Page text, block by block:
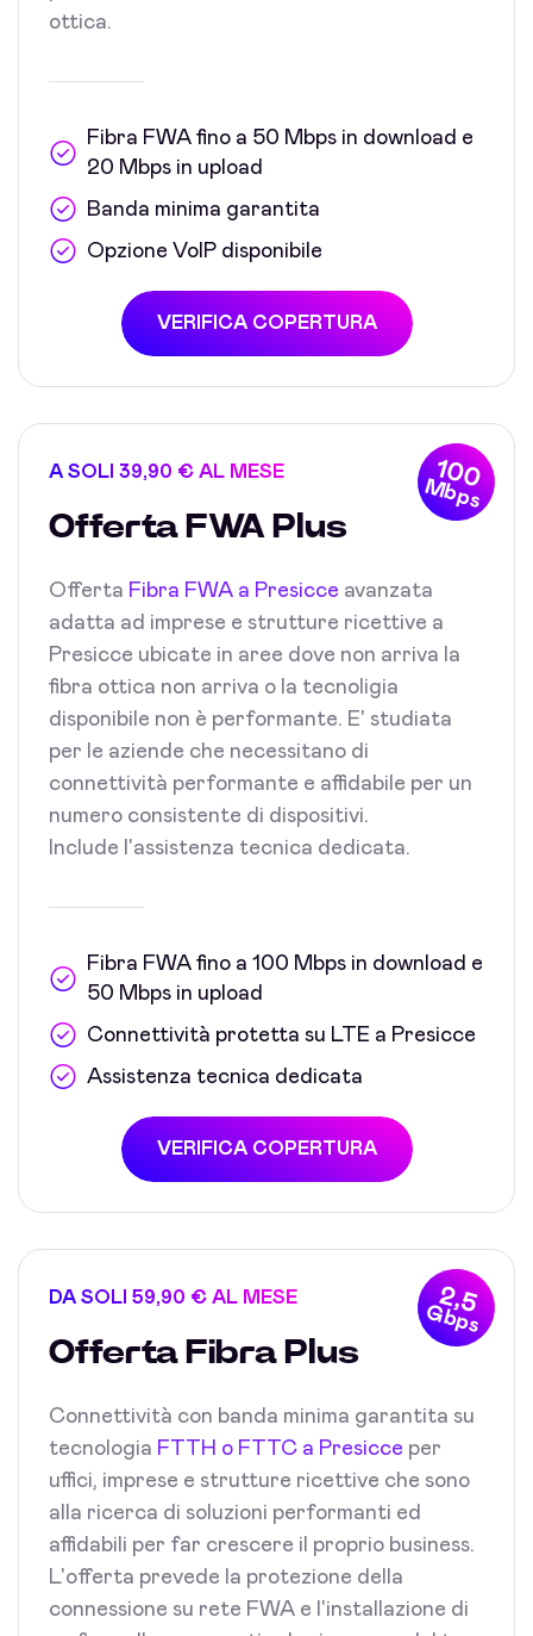
ottica.
Fibra FWA fino a 50 Mbps in download e
20 Mbps in upload
Banda minima garantita
Opzione VoIP disponibile
VERIFICA COPERTURA
100
Mbps
A SOLI 39,90 € AL MESE
Offerta FWA Plus
Offerta Fibra FWA a Presicce avanzata
adatta ad imprese e strutture ricettive a
Presicce ubicate in aree dove non arriva la
fibra ottica non arriva o la tecnoligia
disponibile non è performante. E' studiata
per le aziende che necessitano di
connettività performante e affidabile per un
numero consistente di dispositivi.
Include l'assistenza tecnica dedicata.
Fibra FWA fino a 100 Mbps in download e
50 Mbps in upload
Connettività protetta su LTE a Presicce
Assistenza tecnica dedicata
VERIFICA COPERTURA
2,5
Gbps
DA SOLI 59,90 € AL MESE
Offerta Fibra Plus
Connettività con banda minima garantita su
tecnologia FTTH o FTTC a Presicce per
uffici, imprese e strutture ricettive che sono
alla ricerca di soluzioni performanti ed
affidabili per far crescere il proprio business.
L'offerta prevede la protezione della
connessione su rete FWA e l'installazione di